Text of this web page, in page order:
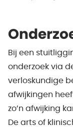
Bij een
onderzoek via
verloskundige
afwijkingen
zo’n afwijking
De arts of